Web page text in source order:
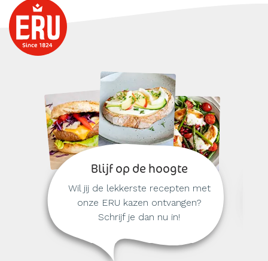
Blijf op de hoogte
Wil jij de lekkerste recepten met
onze ERU kazen ontvangen?
Schrijf je dan nu in!